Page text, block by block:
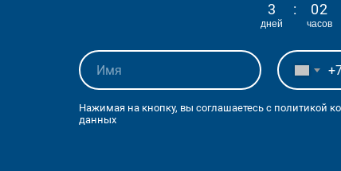
Нажимая на кнопку, вы соглашаетесь с политикой
данных
3
дней
: 02
часов